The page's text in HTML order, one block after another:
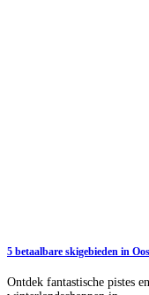
5 betaalbare skigebieden in
Ontdek fantastische pistes